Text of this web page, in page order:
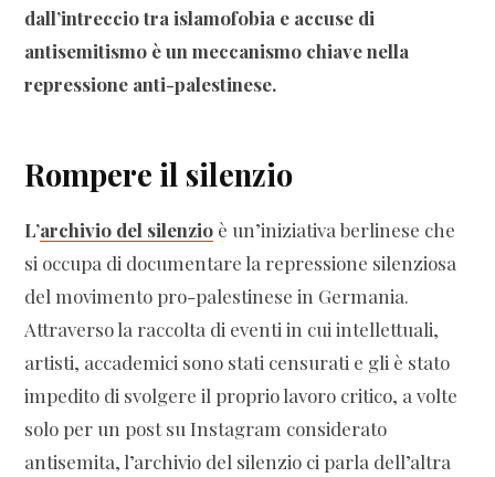
dall’intreccio tra islamofobia e accuse di
antisemitismo è un meccanismo chiave nella
repressione anti-palestinese.
Rompere il silenzio
L’archivio del silenzio è un’iniziativa berlinese che
si occupa di documentare la repressione silenziosa
del movimento pro-palestinese in Germania.
Attraverso la raccolta di eventi in cui intellettuali,
artisti, accademici sono stati censurati e gli è stato
impedito di svolgere il proprio lavoro critico, a volte
solo per un post su Instagram considerato
antisemita, l’archivio del silenzio ci parla dell’altra